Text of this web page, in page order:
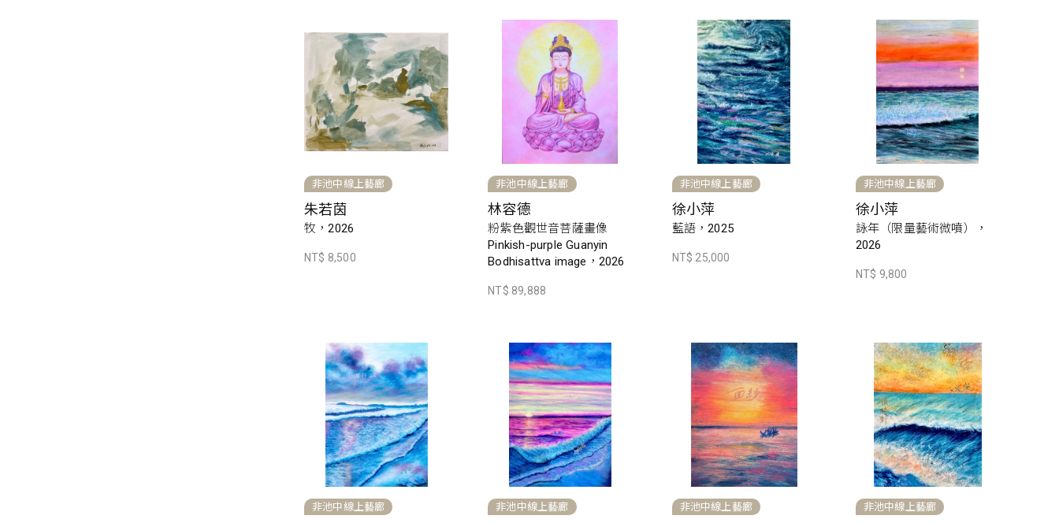
非池中線上藝廊
朱若茵
牧，2026
NT$ 8,500
非池中線上藝廊
林容德
粉紫色觀世音菩薩畫像
Pinkish-purple Guanyin
Bodhisattva image，2026
NT$ 89,888
非池中線上藝廊
徐小萍
藍語，2025
NT$ 25,000
非池中線上藝廊
徐小萍
詠年（限量藝術微噴），
2026
NT$ 9,800
非池中線上藝廊 非池中線上藝廊 非池中線上藝廊 非池中線上藝廊